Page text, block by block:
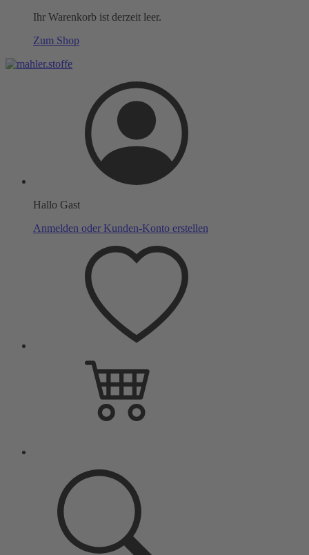
Ihr Warenkorb ist derzeit leer.
Zum Shop
Hallo Gast
Anmelden oder Kunden-Konto erstellen